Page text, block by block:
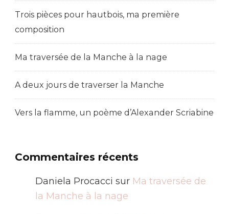
Trois pièces pour hautbois, ma première
composition
Ma traversée de la Manche à la nage
A deux jours de traverser la Manche
Vers la flamme, un poème d’Alexander Scriabine
Commentaires récents
Daniela Procacci sur Ma traversée de
la Manche à la nage